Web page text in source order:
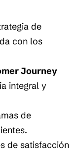
de
con los
Journey
integral y
de
de satisfacción